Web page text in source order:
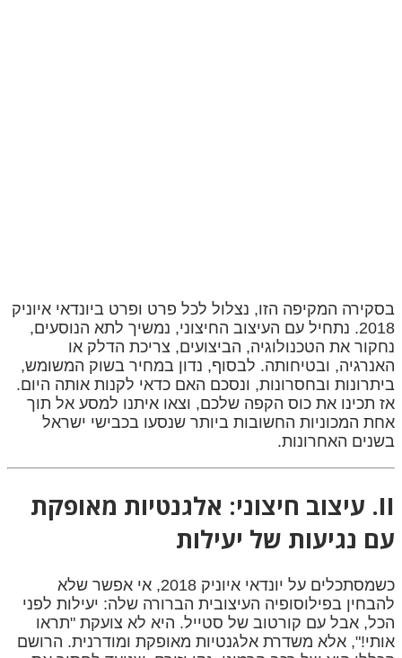
בסקירה המקיפה הזו, נצלול לכל פרט ופרט ביונדאי איוניק
2018. נתחיל עם העיצוב החיצוני, נמשיך לתא הנוסעים,
נחקור את הטכנולוגיה, הביצועים, צריכת הדלק או
האנרגיה, ובטיחותה. לבסוף, נדון במחיר בשוק המשומש,
ביתרונות ובחסרונות, ונסכם האם כדאי לקנות אותה היום.
אז תכינו את כוס הקפה שלכם, וצאו איתנו למסע אל תוך
אחת המכוניות החשובות ביותר שנסעו בכבישי ישראל
בשנים האחרונות.
II. עיצוב חיצוני: אלגנטיות מאופקת
עם נגיעות של יעילות
כשמסתכלים על יונדאי איוניק 2018, אי אפשר שלא
להבחין בפילוסופיה העיצובית הברורה שלה: יעילות לפני
הכל, אבל עם קורטוב של סטייל. היא לא צועקת "תראו
אותי!", אלא משדרת אלגנטיות מאופקת ומודרנית. הרושם